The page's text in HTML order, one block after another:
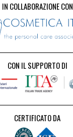
IN COLLABORAZIONE CON
CON IL SUPPORTO DI
CERTIFICATO DA